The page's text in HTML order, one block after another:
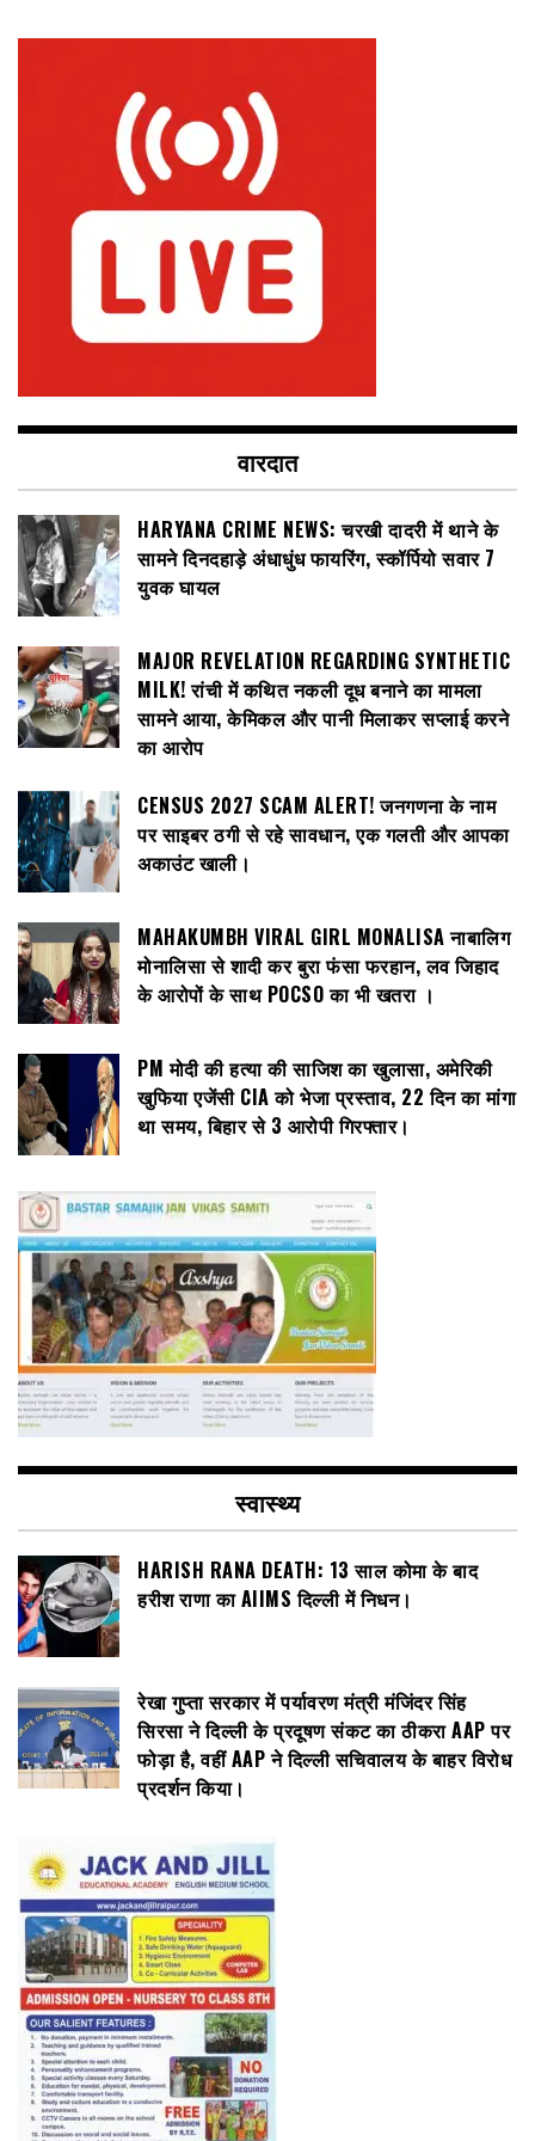
वारदात
HARYANA CRIME NEWS: चरखी दादरी में थाने के
सामने दिनदहाड़े अंधाधुंध फायरिंग, स्कॉर्पियो सवार 7
युवक घायल
MAJOR REVELATION REGARDING SYNTHETIC
MILK! रांची में कथित नकली दूध बनाने का मामला
सामने आया, केमिकल और पानी मिलाकर सप्लाई करने
का आरोप
CENSUS 2027 SCAM ALERT! जनगणना के नाम
पर साइबर ठगी से रहे सावधान, एक गलती और आपका
अकाउंट खाली।
MAHAKUMBH VIRAL GIRL MONALISA नाबालिग
मोनालिसा से शादी कर बुरा फंसा फरहान, लव जिहाद
के आरोपों के साथ POCSO का भी खतरा ।
PM मोदी की हत्या की साजिश का खुलासा, अमेरिकी
खुफिया एजेंसी CIA को भेजा प्रस्ताव, 22 दिन का मांगा
था समय, बिहार से 3 आरोपी गिरफ्तार।
स्वास्थ्य
HARISH RANA DEATH: 13 साल कोमा के बाद
हरीश राणा का AIIMS दिल्ली में निधन।
रेखा गुप्ता सरकार में पर्यावरण मंत्री मंजिंदर सिंह
सिरसा ने दिल्ली के प्रदूषण संकट का ठीकरा AAP पर
फोड़ा है, वहीं AAP ने दिल्ली सचिवालय के बाहर विरोध
प्रदर्शन किया।